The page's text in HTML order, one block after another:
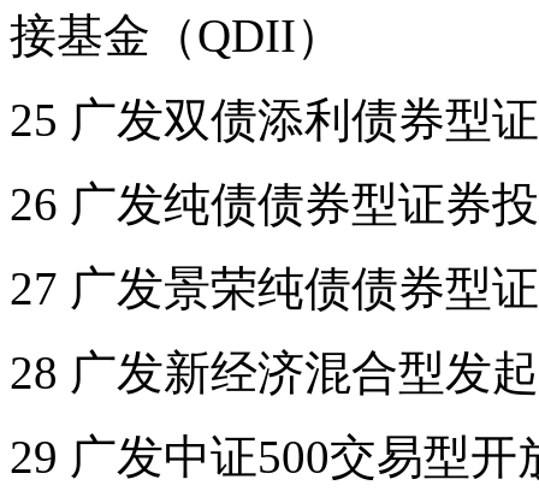
接基金（QDII）
25 广发双债添利债券型
26 广发纯债债券型证券
27 广发景荣纯债债券型
28 广发新经济混合型发
29 广发中证500交易型